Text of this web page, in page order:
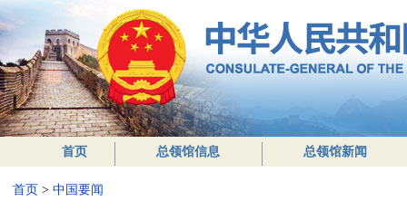
首页 总领馆信息 总领馆新闻
首页 > 中国要闻